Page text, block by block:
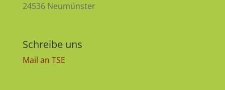
24536 Neumünster
Schreibe uns
Mail an TSE